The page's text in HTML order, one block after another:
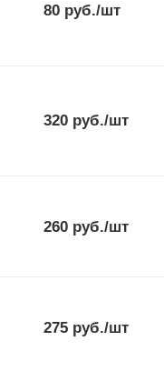
80руб./шт
320руб./шт
260руб./шт
275руб./шт